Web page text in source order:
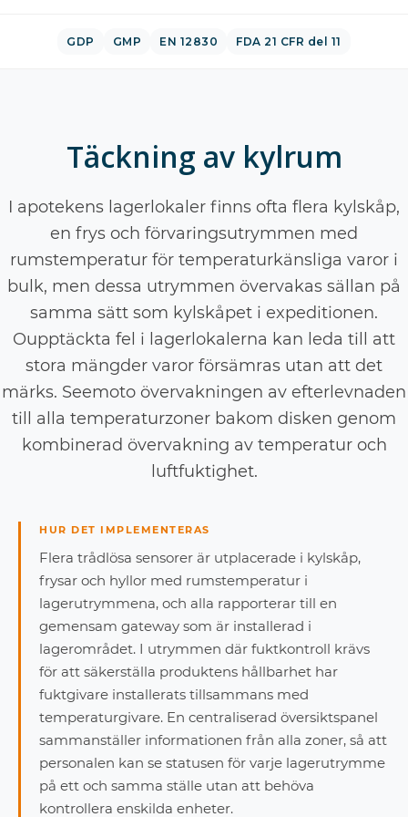
GDP GMP EN 12830 FDA 21 CFR del 11
Täckning av kylrum
I apotekens lagerlokaler finns ofta flera kylskåp,
en frys och förvaringsutrymmen med
rumstemperatur för temperaturkänsliga varor i
bulk, men dessa utrymmen övervakas sällan på
samma sätt som kylskåpet i expeditionen.
Oupptäckta fel i lagerlokalerna kan leda till att
stora mängder varor försämras utan att det
märks. Seemoto övervakningen av efterlevnaden
till alla temperaturzoner bakom disken genom
kombinerad övervakning av temperatur och
luftfuktighet.
HUR DET IMPLEMENTERAS
Flera trådlösa sensorer är utplacerade i kylskåp,
frysar och hyllor med rumstemperatur i
lagerutrymmena, och alla rapporterar till en
gemensam gateway som är installerad i
lagerområdet. I utrymmen där fuktkontroll krävs
för att säkerställa produktens hållbarhet har
fuktgivare installerats tillsammans med
temperaturgivare. En centraliserad översiktspanel
sammanställer informationen från alla zoner, så att
personalen kan se statusen för varje lagerutrymme
på ett och samma ställe utan att behöva
kontrollera enskilda enheter.